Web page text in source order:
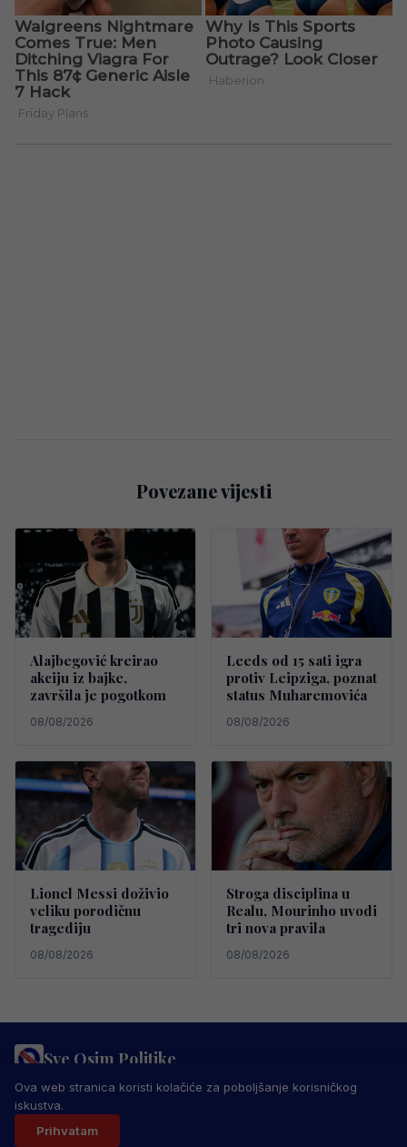
Povezane vijesti
Alajbegović kreirao
akciju iz bajke,
završila je pogotkom
08/08/2026
Leeds od 15 sati igra
protiv Leipziga, poznat
status Muharemovića
08/08/2026
Lionel Messi doživio
veliku porodičnu
tragediju
08/08/2026
Stroga disciplina u
Realu, Mourinho uvodi
tri nova pravila
08/08/2026
Sve Osim Politike
PRAVILA PRIVATNOSTI MARKETING
USLOVI KORIŠTENJA
IMPRESSUM
© 2026 Sve Osim Politike. Sva prava zadržana.
Ova web stranica koristi kolačiće za poboljšanje korisničkog
iskustva.
Prihvatam